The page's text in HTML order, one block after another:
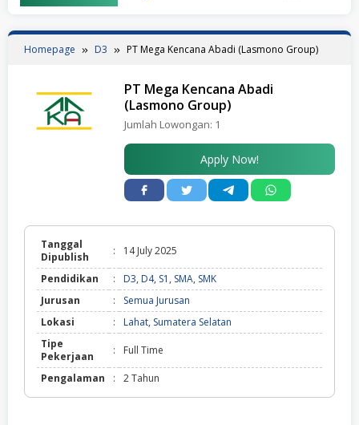
Homepage D3 PT Mega Kencana Abadi (Lasmono Group)
PT Mega Kencana Abadi
(Lasmono Group)
Jumlah Lowongan: 1
Apply Now!
Tanggal
Dipublish
: 14 July 2025
Pendidikan : D3, D4, S1 , SMA, SMK
Jurusan
:
Semua Jurusan
Lokasi
: Lahat, Sumatera Selatan
Tipe
Pekerjaan
: Full Time
Pengalaman : 2 Tahun